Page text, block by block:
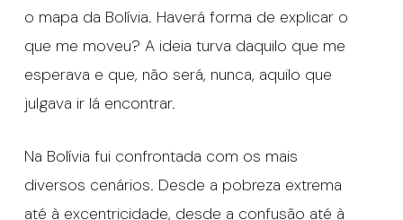
o mapa da Bolívia. Haverá forma de explicar o
que me moveu? A ideia turva daquilo que me
esperava e que, não será, nunca, aquilo que
julgava ir lá encontrar.
Na Bolívia fui confrontada com os mais
diversos cenários. Desde a pobreza extrema
até à excentricidade, desde a confusão até à